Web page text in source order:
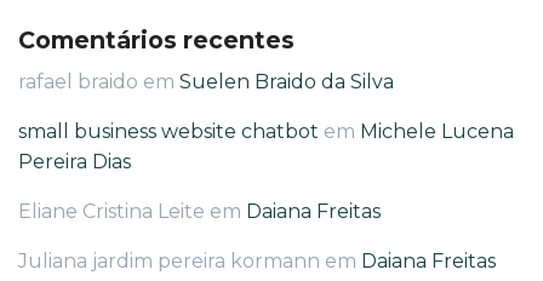
Comentários recentes
rafael braido em Suelen Braido da Silva
small business website chatbot em Michele Lucena
Pereira Dias
Eliane Cristina Leite em Daiana Freitas
Juliana jardim pereira kormann em Daiana Freitas